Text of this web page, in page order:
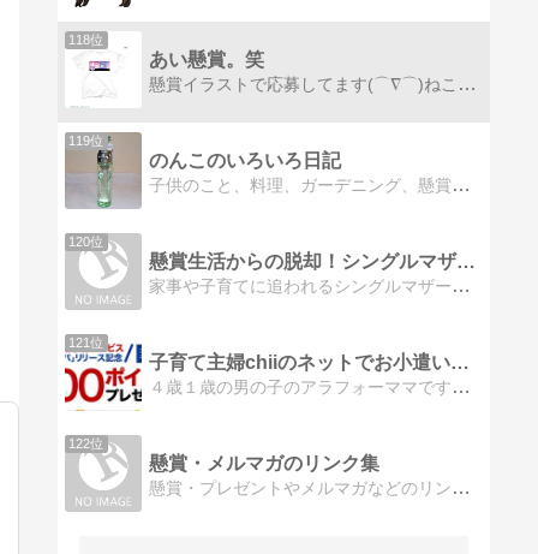
118位
あい懸賞。笑
懸賞イラストで応募してます(⌒∇⌒)ねこが二匹。よく体しびれるアーシングに興味ある。
119位
のんこのいろいろ日記
子供のこと、料理、ガーデニング、懸賞（モニター）などの記録です。
120位
懸賞生活からの脱却！シングルマザーが在宅ワーカーになれた理…
家事や子育てに追われるシングルマザーがはまった「懸賞」在宅ワークとして成り立つのか検証してみました！
121位
子育て主婦chiiのネットでお小遣い稼ぎ＆懸賞生活
４歳１歳の男の子のアラフォーママです。家にいながらネットでお小遣い稼ぎをコツコツ励んでおります。懸賞応募もしています。
122位
懸賞・メルマガのリンク集
懸賞・プレゼントやメルマガなどのリンク集です。